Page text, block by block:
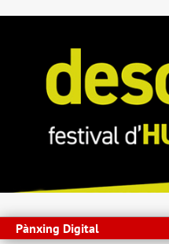
Pànxing Digital